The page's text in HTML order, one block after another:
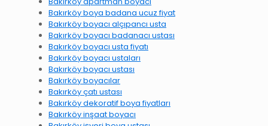
Bakırköy boya badana ucuz fiyat
Bakırköy boyacı alçıpancı usta
Bakırköy boyacı badanacı ustası
Bakırköy boyacı usta fiyatı
Bakırköy boyacı ustaları
Bakırköy boyacı ustası
Bakırköy boyacılar
Bakırköy çatı ustası
Bakırköy dekoratif boya fiyatları
Bakırköy inşaat boyacı